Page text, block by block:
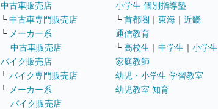
中古車販売店
└ 中古車専門販売店
└ メーカー系
中古車販売店
バイク販売店
└ バイク専門販売店
└ メーカー系
バイク販売店
小学生 個別指導塾
└ 首都圏 ｜ 東海 ｜ 近畿
通信教育
└ 高校生 ｜ 中学生 ｜ 小学生
家庭教師
幼児・小学生 学習教室
幼児教室 知育